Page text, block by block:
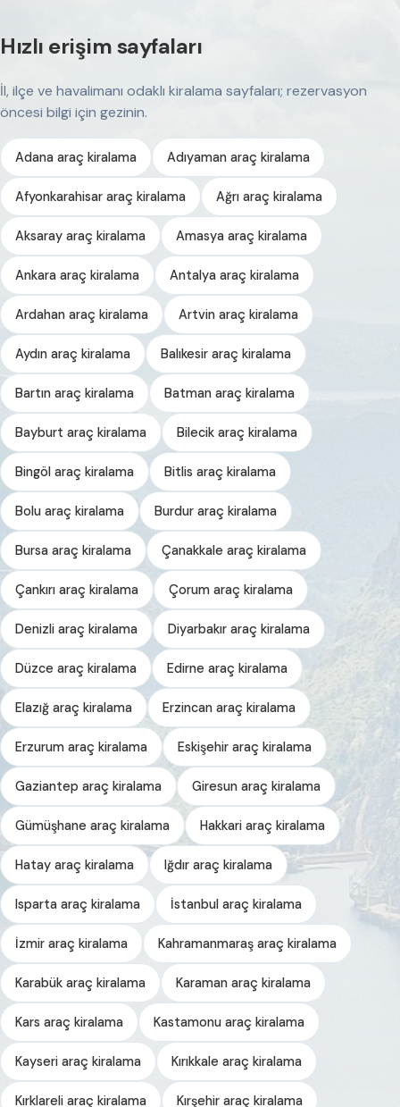
Hızlı erişim sayfaları
İl, ilçe ve havalimanı odaklı kiralama sayfaları; rezervasyon
öncesi bilgi için gezinin.
Adana araç kiralama Adıyaman araç kiralama
Afyonkarahisar araç kiralama Ağrı araç kiralama
Aksaray araç kiralama Amasya araç kiralama
Ankara araç kiralama Antalya araç kiralama
Ardahan araç kiralama Artvin araç kiralama
Aydın araç kiralama Balıkesir araç kiralama
Bartın araç kiralama Batman araç kiralama
Bayburt araç kiralama Bilecik araç kiralama
Bingöl araç kiralama Bitlis araç kiralama
Bolu araç kiralama Burdur araç kiralama
Bursa araç kiralama Çanakkale araç kiralama
Çankırı araç kiralama Çorum araç kiralama
Denizli araç kiralama Diyarbakır araç kiralama
Düzce araç kiralama Edirne araç kiralama
Elazığ araç kiralama Erzincan araç kiralama
Erzurum araç kiralama Eskişehir araç kiralama
Gaziantep araç kiralama Giresun araç kiralama
Gümüşhane araç kiralama Hakkari araç kiralama
Hatay araç kiralama Iğdır araç kiralama
Isparta araç kiralama İstanbul araç kiralama
İzmir araç kiralama Kahramanmaraş araç kiralama
Karabük araç kiralama Karaman araç kiralama
Kars araç kiralama Kastamonu araç kiralama
Kayseri araç kiralama Kırıkkale araç kiralama
Kırklareli araç kiralama Kırşehir araç kiralama